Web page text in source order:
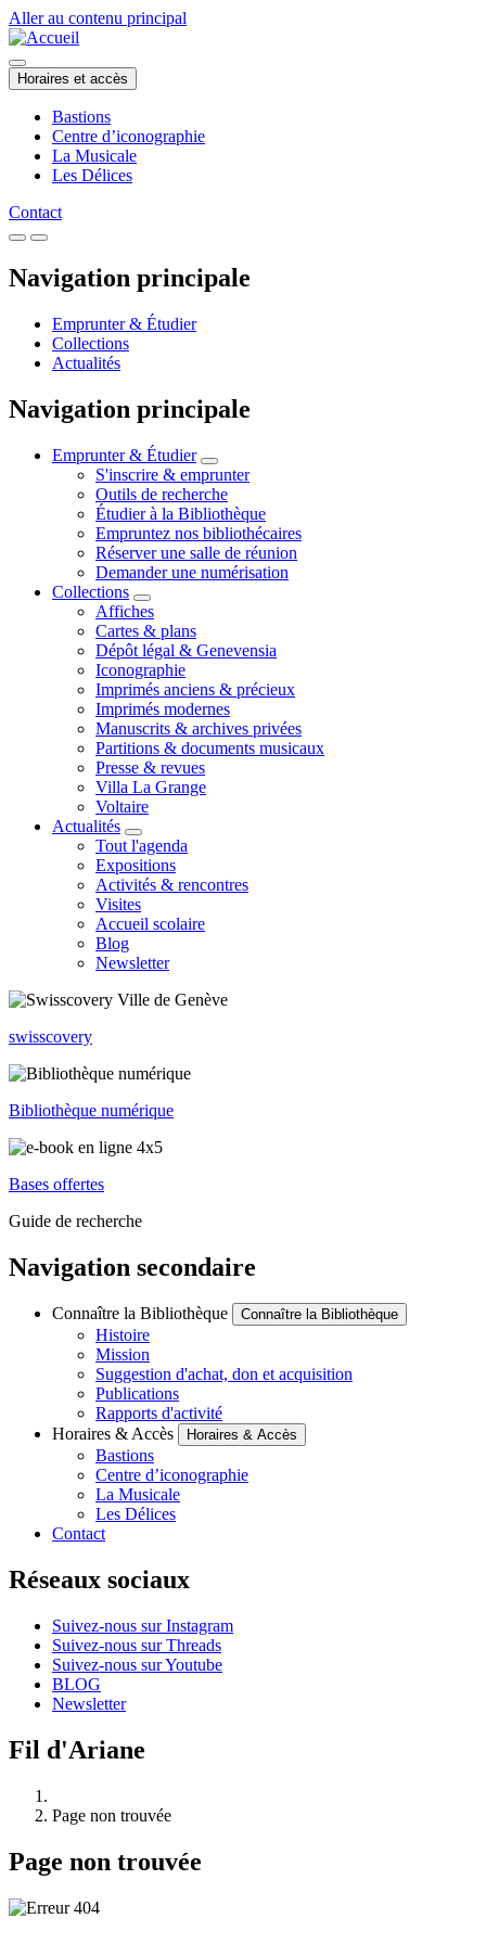
Aller au contenu principal
Horaires et accès
Bastions
Centre d’iconographie
La Musicale
Les Délices
Contact
Navigation principale
Emprunter & Étudier
Collections
Actualités
Navigation principale
Emprunter & Étudier
S'inscrire & emprunter
Outils de recherche
Étudier à la Bibliothèque
Empruntez nos bibliothécaires
Réserver une salle de réunion
Demander une numérisation
Collections
Affiches
Cartes & plans
Dépôt légal & Genevensia
Iconographie
Imprimés anciens & précieux
Imprimés modernes
Manuscrits & archives privées
Partitions & documents musicaux
Presse & revues
Villa La Grange
Voltaire
Actualités
Tout l'agenda
Expositions
Activités & rencontres
Visites
Accueil scolaire
Blog
Newsletter
swisscovery
Bibliothèque numérique
Bases offertes
Guide de recherche
Navigation secondaire
Connaître la Bibliothèque Connaître la Bibliothèque
Histoire
Mission
Suggestion d'achat, don et acquisition
Publications
Rapports d'activité
Horaires & Accès
Horaires & Accès
Bastions
Centre d’iconographie
La Musicale
Les Délices
Contact
Réseaux sociaux
Suivez-nous sur Instagram
Suivez-nous sur Threads
Suivez-nous sur Youtube
BLOG
Newsletter
Fil d'Ariane
Page non trouvée
Page non trouvée